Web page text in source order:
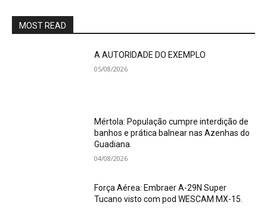
MOST READ
A AUTORIDADE DO EXEMPLO
05/08/2026
Mértola: População cumpre interdição de
banhos e prática balnear nas Azenhas do
Guadiana.
04/08/2026
Força Aérea: Embraer A-29N Super
Tucano visto com pod WESCAM MX-15.